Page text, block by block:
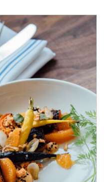
/ DÉTAILS